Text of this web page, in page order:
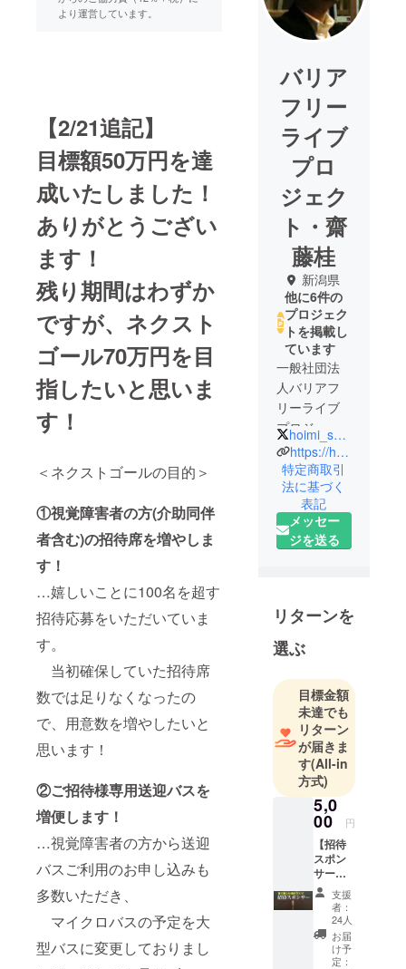
より運営しています。
【2/21追記】
目標額50万円を達
成いたしました！
ありがとうござい
ます！
残り期間はわずか
ですが、ネクスト
ゴール70万円を目
指したいと思いま
す！
＜ネクストゴールの目的＞
①視覚障害者の方(介助同伴
者含む)の招待席を増やしま
す！
…嬉しいことに100名を超す
招待応募をいただいていま
す。
当初確保していた招待席
数では足りなくなったの
で、用意数を増やしたいと
思います！
②ご招待様専用送迎バスを
増便します！
…視覚障害者の方から送迎
バスご利用のお申し込みも
多数いただき、
マイクロバスの予定を大
型バスに変更しておりまし
バリア
フリー
ライブ
プロ
ジェク
ト・齋
藤桂
新潟県
他に6件の
プロジェク
トを掲載し
ています
一般社団法
人バリアフ
リーライブ
プロジェク
ト／株式会
社ホイミの
代表
新潟市西蒲
区在住の47
歳、兼業農
hoimi_saito
https://hoimi.co.jp/
特定商取引
法に基づく
表記
メッセー
ジを送る
リターンを
選ぶ
目標金額
未達でも
リターン
が届きま
す(All-in
方式)
5,0
00 円
【招待
スポン
サー】
視覚障
害者の
方を1名
無料招
待しま
す。 チ
支援
者：
24人
お届
け予
定：